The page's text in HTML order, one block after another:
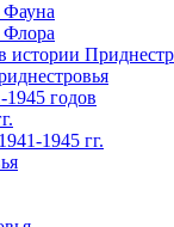
Фауна
Флора
истории
годов
1945 гг.